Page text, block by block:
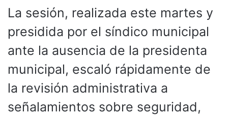
La sesión, realizada este martes y
presidida por el síndico municipal
ante la ausencia de la presidenta
municipal, escaló rápidamente de
la revisión administrativa a
señalamientos sobre seguridad,